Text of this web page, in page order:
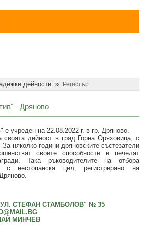
Чисто Дряново
Зелено Дряново
център
дейности » Регистър
- Дряново
е учреден на 22.08.2022 г. в гр. Дряново.
своята дейност в град Горна Оряховица, с
няколко години дряновските състезатели
своите способности и печелят
Така ръководителите на отбора
с нестопанска цел, регистрирано на
СТЕФАН СТАМБОЛОВ" № 35
МИНЧЕВ
обслужване
България
комисия мандат 2023-2027 г.
кучета